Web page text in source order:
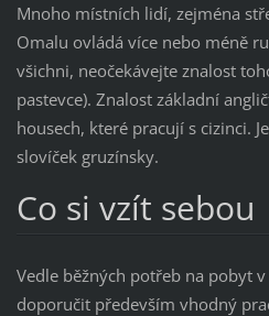
Mnoho místních lidí, zejména
Omalu ovládá více nebo méně
všichni, neočekávejte znalost
pastevce). Znalost základní
housech, které pracují s cizinci.
slovíček gruzínsky.
Co si vzít sebou
Vedle běžných potřeb na pobyt
doporučit především vhodný